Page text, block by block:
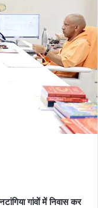
गांवों में निवास कर